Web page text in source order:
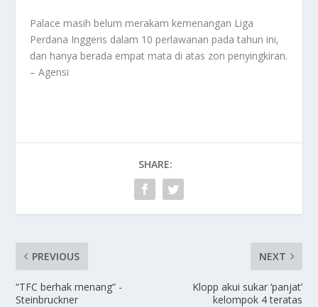
Palace masih belum merakam kemenangan Liga
Perdana Inggeris dalam 10 perlawanan pada tahun ini,
dan hanya berada empat mata di atas zon penyingkiran.
– Agensi
SHARE:
PREVIOUS
“TFC berhak menang” -
Steinbruckner
NEXT
Klopp akui sukar ‘panjat’
kelompok 4 teratas